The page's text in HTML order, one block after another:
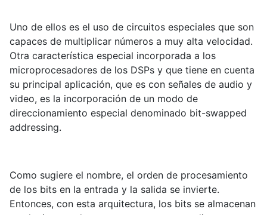
Uno de ellos es el uso de circuitos especiales que son
capaces de multiplicar números a muy alta velocidad.
Otra característica especial incorporada a los
microprocesadores de los DSPs y que tiene en cuenta
su principal aplicación, que es con señales de audio y
video, es la incorporación de un modo de
direccionamiento especial denominado bit-swapped
addressing.
Como sugiere el nombre, el orden de procesamiento
de los bits en la entrada y la salida se invierte.
Entonces, con esta arquitectura, los bits se almacenan